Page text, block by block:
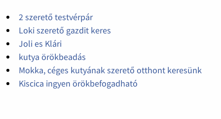
2 szerető testvérpár
Loki szerető gazdit keres
Joli es Klári
kutya örökbeadás
Mokka, céges kutyának szerető otthont keresünk
Kiscica ingyen örökbefogadható